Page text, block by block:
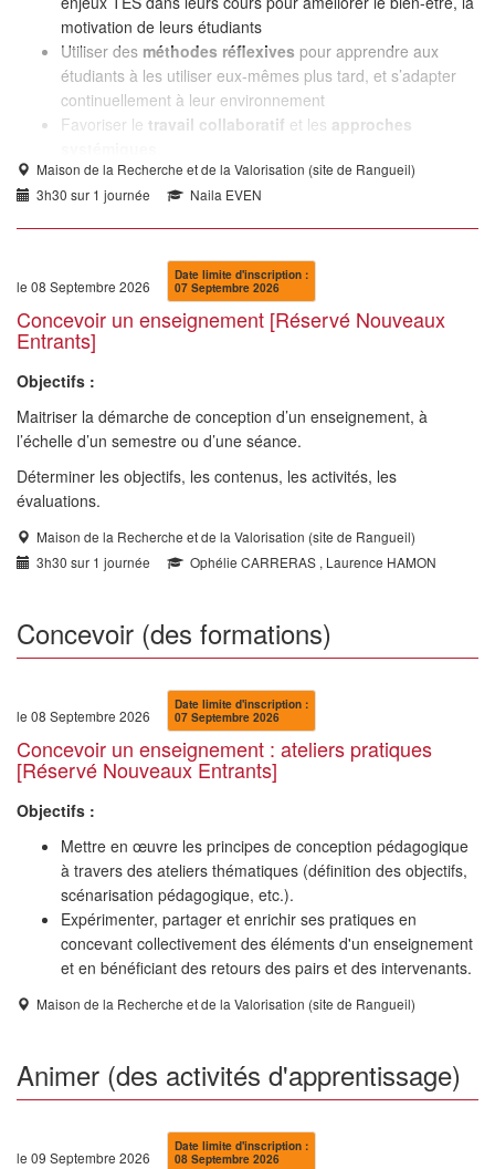
motivation de leurs étudiants
Utiliser des méthodes réflexives pour apprendre aux
étudiants à les utiliser eux-mêmes plus tard, et s’adapter
continuellement à leur environnement
Favoriser le travail collaboratif et les approches
Maison de la Recherche et de la Valorisation (site de Rangueil)
3h30 sur 1 journée
Naila EVEN
le 08 Septembre 2026
Date limite d'inscription :
07 Septembre 2026
Concevoir un enseignement [Réservé Nouveaux
Entrants]
Objectifs :
Maitriser la démarche de conception d’un enseignement, à
l’échelle d’un semestre ou d’une séance.
Déterminer les objectifs, les contenus, les activités, les
évaluations.
Maison de la Recherche et de la Valorisation (site de Rangueil)
3h30 sur 1 journée
Ophélie CARRERAS , Laurence HAMON
Concevoir (des formations)
le 08 Septembre 2026
Date limite d'inscription :
07 Septembre 2026
Concevoir un enseignement : ateliers pratiques
[Réservé Nouveaux Entrants]
Objectifs :
Mettre en œuvre les principes de conception pédagogique
à travers des ateliers thématiques (définition des objectifs,
scénarisation pédagogique, etc.).
Expérimenter, partager et enrichir ses pratiques en
concevant collectivement des éléments d'un enseignement
et en bénéficiant des retours des pairs et des intervenants.
Maison de la Recherche et de la Valorisation (site de Rangueil)
Animer (des activités d'apprentissage)
le 09 Septembre 2026
Date limite d'inscription :
08 Septembre 2026